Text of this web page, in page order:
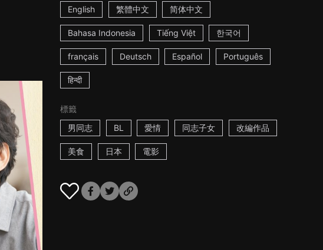
English 繁體中文 简体中文
Bahasa Indonesia Tiếng Việt 한국어
français Deutsch Español Português
हिन्दी
標籤
男同志
BL 愛情 同志子女 改編作品
美食 日本 電影